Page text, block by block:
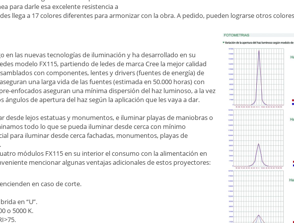
para darle esa excelente resistencia a
llega a 17 colores diferentes para armonizar con la obra. A pedido, pueden lograrse otros
en las nuevas tecnologías de iluminación y ha desarrollado en su
modelo FX115, partiendo de ledes de marca Cree la mejor calidad
con componentes, lentes y drivers (fuentes de energía) de
una larga vida de las fuentes (estimada en 50.000 horas) con
enfocados aseguran una mínima dispersión del haz luminoso, a la vez
de apertura del haz según la aplicación que les vaya a dar.
desde lejos estatuas y monumentos, e iluminar playas de maniobras o
todo lo que se pueda iluminar desde cerca con mínimo
para iluminar desde cerca fachadas, monumentos, playas de
módulos FX115 en su interior el consumo con la alimentación en
mencionar algunas ventajas adicionales de estos proyectores:
en caso de corte.
en “U”.
o 5000 K.